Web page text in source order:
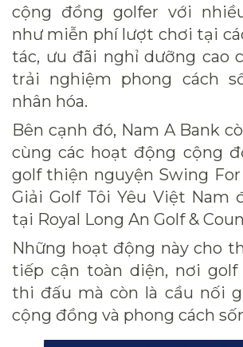
cộng đồng golfer với
như miễn phí lượt chơi tại
tác, ưu đãi nghỉ dưỡng cao
trải nghiệm phong cách
nhân hóa.
Bên cạnh đó, Nam A Bank
cùng các hoạt động cộng
golf thiện nguyện Swing
Giải Golf Tôi Yêu Việt Nam
tại Royal Long An Golf &
Những hoạt động này cho
tiếp cận toàn diện, nơi golf
thi đấu mà còn là cầu nối
cộng đồng và phong cách